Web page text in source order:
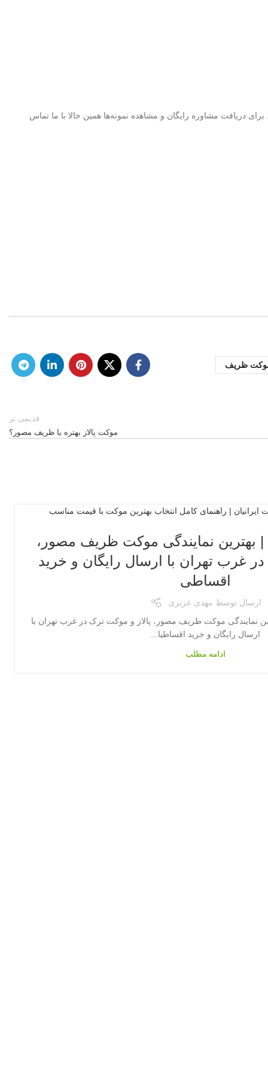
دریافت مشاوره رایگان و مشاهده نمونه‌ها همین حالا با ما تماس
ظریف
قدیمی تر
موکت پالاز بهتره یا ظریف مصور؟
بهترین نمایندگی موکت ظریف مصور،
غرب تهران با ارسال رایگان و خرید
اقساطی
ارسال توسط
مهدی عزیزی
نمایندگی موکت ظریف مصور، پالاز و موکت ترک در غرب تهران با
ارسال رایگان و خرید اقساطیا...
ادامه مطلب